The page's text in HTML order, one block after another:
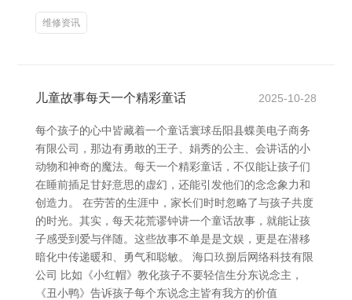
维修资讯
儿童故事每天一个精彩童话 2025-10-28
每个孩子的心中皆藏着一个童话寰球岳阳县蝶美电子商务
有限公司，那边有勇敢的王子、娟秀的公主、会讲话的小
动物和神奇的魔法。每天一个精彩童话，不仅能让孩子们
在睡前插足甘好意思的虚幻，还能引发他们的念念象力和
创造力。 在劳苦的生涯中，家长们时时忽略了与孩子共度
的时光。其实，每天花荒谬钟讲一个童话故事，就能让孩
子感受到爱与伴随。这些故事不单是是文娱，更是在潜移
暗化中传递暖和、勇气和聪敏。 海口玖捌后网络科技有限
公司 比如《小红帽》教化孩子不要轻信生分东说念主，
《丑小鸭》告诉孩子每个东说念主皆有我方的价值